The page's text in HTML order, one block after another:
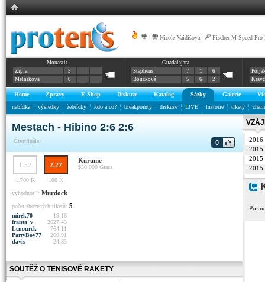
Nicole Vaidišová Fischer M Speed Pro
Monastir
Zipfel
5
Melnikova
0
Guadalajara
Stephens
7 1
6
Bouzková
5 6 2
Home Zprávy E-Shop Diskuze Katalog Sázky Galerie
nabídka
výsledky žebříčky kdo a co? breakpointy diskuse L!VE historie tikety
Mestach - Hibino 2:6 2:6
Čtvrtfinále 0
1.52 2.27
Kurume
$50,000 Grass
1.700 K
100 K
vyhodnotil: Murdock
počet shozených tiketů: 5
mirek70
19.16
franta_v
2627.43
Lenourek
764.11
PartyBoy77
269.91
davis
24.83
SOUTĚŽ O TENISOVÉ RAKETY
2016
2015
2015
2015